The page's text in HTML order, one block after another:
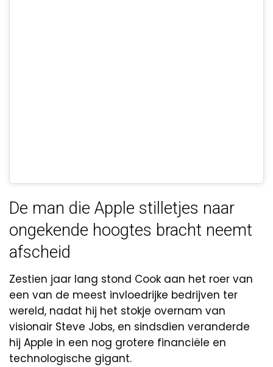
De man die Apple stilletjes naar
ongekende hoogtes bracht neemt
afscheid
Zestien jaar lang stond Cook aan het roer van
een van de meest invloedrijke bedrijven ter
wereld, nadat hij het stokje overnam van
visionair Steve Jobs, en sindsdien veranderde
hij Apple in een nog grotere financiële en
technologische gigant.